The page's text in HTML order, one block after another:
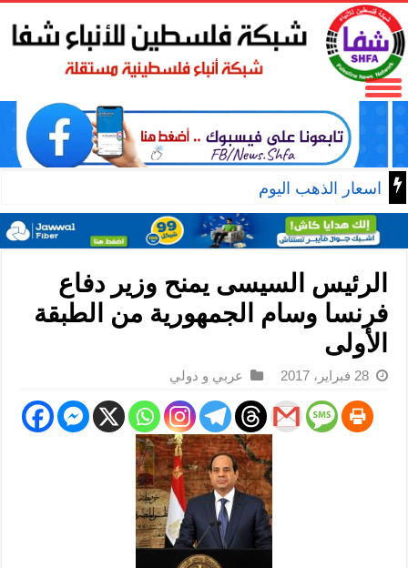
اسعار الذهب اليوم
الرئيس السيسى يمنح وزير دفاع
فرنسا وسام الجمهورية من الطبقة
الأولى
28 فبراير، 2017 عربي و دولي